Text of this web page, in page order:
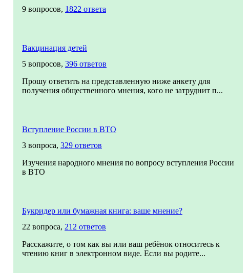
9 вопросов, 1822 ответа
Вакцинация детей
5 вопросов, 396 ответов
Прошу ответить на представленную ниже анкету для
получения общественного мнения, кого не затруднит п...
Вступление России в ВТО
3 вопроса, 329 ответов
Изучения народного мнения по вопросу вступления России
в ВТО
Букридер или бумажная книга: ваше мнение?
22 вопроса, 212 ответов
Расскажите, о том как вы или ваш ребёнок относитесь к
чтению книг в электронном виде. Если вы родите...